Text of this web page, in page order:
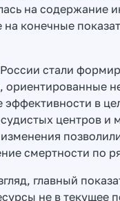
на содержание
конечные
стали
ориентированные
эффективности в
центров
смертности по
главный
не в текущее